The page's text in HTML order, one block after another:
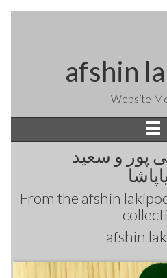
afshin
Website
پور و سعید
From the
afshin